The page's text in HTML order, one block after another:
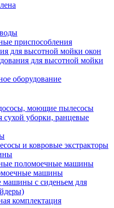
приспособления
для высотной мойки окон
для высотной мойки
оборудование
моющие пылесосы
сухой уборки, ранцевые
и ковровые экстракторы
поломоечные машины
машины
с сиденьем для
комплектация